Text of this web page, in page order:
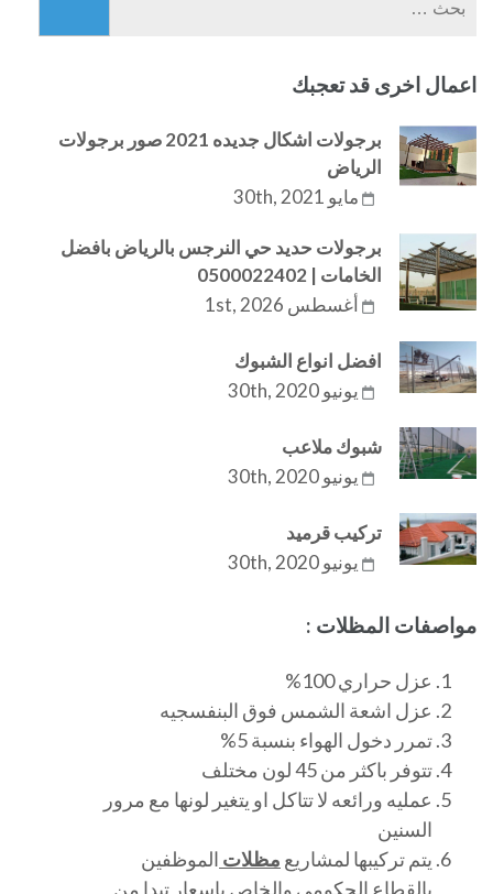
اعمال اخرى قد تعجبك
برجولات اشكال جديده 2021 صور برجولات
الرياض
مايو 30th, 2021
برجولات حديد حي النرجس بالرياض بافضل
الخامات | 0500022402
أغسطس 1st, 2026
افضل انواع الشبوك
يونيو 30th, 2020
شبوك ملاعب
يونيو 30th, 2020
تركيب قرميد
يونيو 30th, 2020
مواصفات المظلات :
عزل حراري 100%
عزل اشعة الشمس فوق البنفسجيه
تمرر دخول الهواء بنسبة 5%
تتوفر باكثر من 45 لون مختلف
عمليه ورائعه لا تتاكل او يتغير لونها مع مرور
السنين
يتم تركيبها لمشاريع مظلات الموظفين
بالقطاع الحكومي والخاص باسعار تبدا من